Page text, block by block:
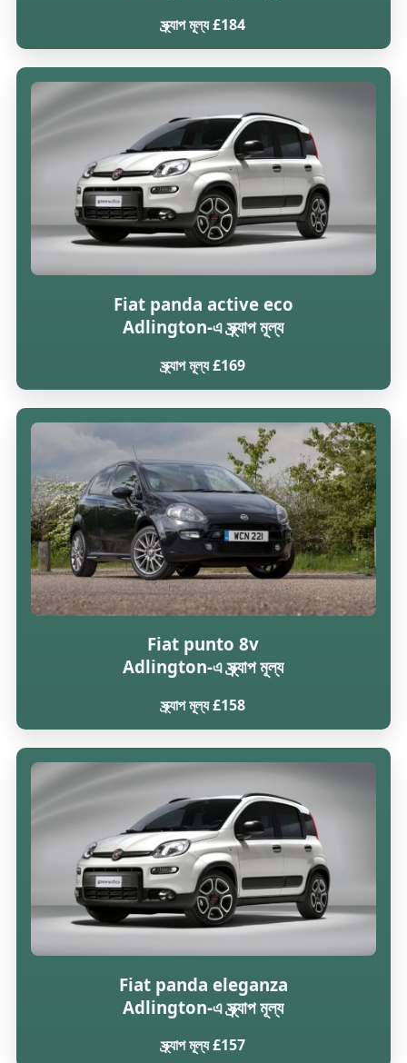
স্ক্র্যাপ মূল্য £184
Fiat panda active eco
Adlington-এ স্ক্র্যাপ মূল্য
স্ক্র্যাপ মূল্য £169
Fiat punto 8v
Adlington-এ স্ক্র্যাপ মূল্য
স্ক্র্যাপ মূল্য £158
Fiat panda eleganza
Adlington-এ স্ক্র্যাপ মূল্য
স্ক্র্যাপ মূল্য £157